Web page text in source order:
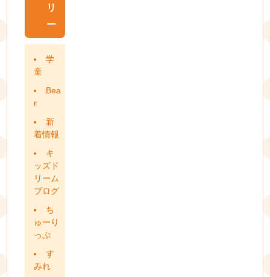
リ
ー
学
童
Bea
r
新
着情報
キ
ッズド
リーム
ブログ
ち
ゅーり
っぷ
す
みれ